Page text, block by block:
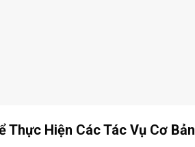
Thực Hiện Các Tác Vụ Cơ Bản